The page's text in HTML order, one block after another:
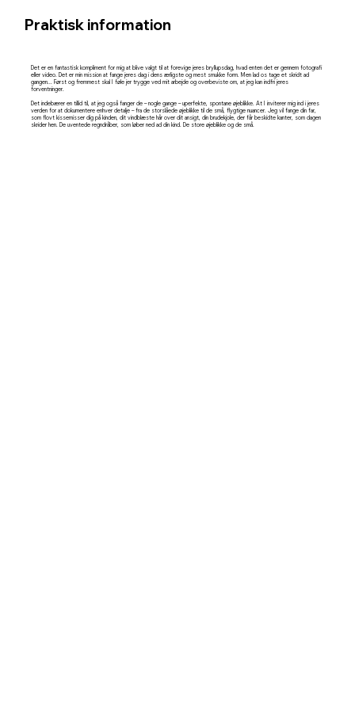
Det er en fantastisk kompliment for mig at blive valgt til at forevige jeres bryllupsdag, hvad enten det er gennem fotografi
eller video. Det er min mission at fange jeres dag i dens ærligste og mest smukke form. Men lad os tage et skridt ad
gangen... Først og fremmest skal I føle jer trygge ved mit arbejde og overbeviste om, at jeg kan indfri jeres
forventninger.
Det indebærer en tillid til, at jeg også fanger de – nogle gange – uperfekte, spontane øjeblikke. At I inviterer mig ind i jeres
verden for at dokumentere enhver detalje – fra de storslåede øjeblikke til de små, flygtige nuancer. Jeg vil fange din far,
som flovt kissemisser dig på kinden, dit vindblæste hår over dit ansigt, din brudekjole, der får beskidte kanter, som dagen
skrider hen. De uventede regndråber, som løber ned ad din kind. De store øjeblikke og de små.
Praktisk information